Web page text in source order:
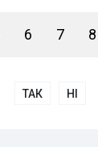
6 7 8
ТАК НІ